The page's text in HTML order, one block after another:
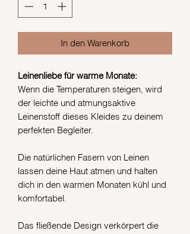
In den Warenkorb
Leinenliebe für warme Monate:
Wenn die Temperaturen steigen, wird
der leichte und atmungsaktive
Leinenstoff dieses Kleides zu deinem
perfekten Begleiter.
Die natürlichen Fasern von Leinen
lassen deine Haut atmen und halten
dich in den warmen Monaten kühl und
komfortabel.
Das fließende Design verkörpert die